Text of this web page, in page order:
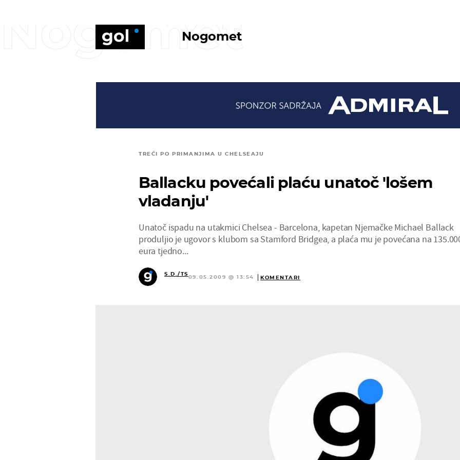
Nogomet
Nogomet
TREĆI PO PRIMANJIMA U CHELSEAJU
Ballacku povećali plaću unatoč 'lošem
vladanju'
Unatoč ispadu na utakmici Chelsea - Barcelona, kapetan Njemačke Michael Ballack
produljio je ugovor s klubom sa Stamford Bridgea, a plaća mu je povećana na
eura tjedno...
S.D./TS
09.05.2009 @ 13:54 KOMENTARI